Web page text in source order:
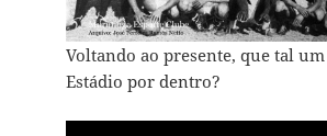
Voltando ao presente, que tal
Estádio por dentro?